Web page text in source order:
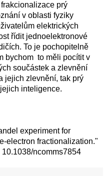
prý
v oblasti fyziky
elektrických
řídit jednoelektronové
To je pochopitelně
bychom to měli pocítit v
součástek a zlevnění
jejich zlevnění, tak prý
inteligence.
experiment for
electron fractionalization."
ncomms7854